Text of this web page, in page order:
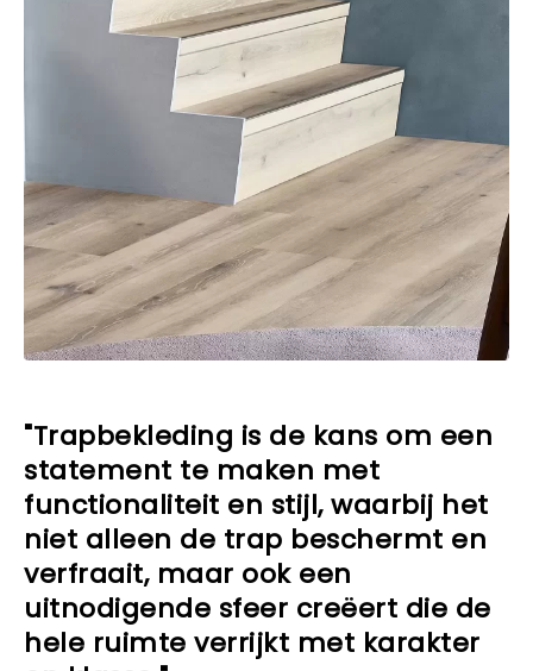
"Trapbekleding is de kans om een
statement te maken met
functionaliteit en stijl, waarbij het
niet alleen de trap beschermt en
verfraait, maar ook een
uitnodigende sfeer creëert die de
hele ruimte verrijkt met karakter